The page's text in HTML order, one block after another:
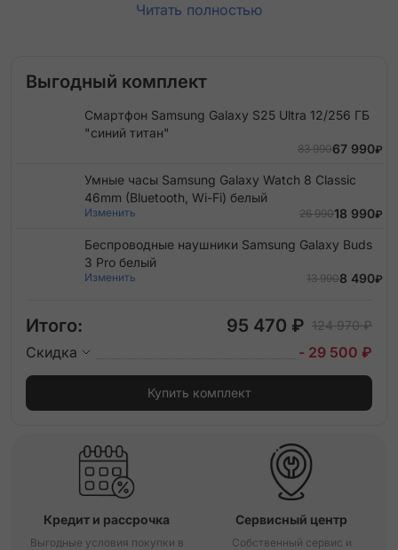
Читать полностью
Выгодный комплект
Смартфон Samsung Galaxy S25 Ultra 12/256 ГБ
"синий титан"
67 990₽
83 990
Умные часы Samsung Galaxy Watch 8 Classic
46mm (Bluetooth, Wi-Fi) белый
Изменить 18 990₽
26 990
Беспроводные наушники Samsung Galaxy Buds
3 Pro белый
Изменить 8 490₽
13 990
Итого: 95 470 ₽ 124 970 ₽
Скидка - 29 500 ₽
Купить комплект
Кредит и рассрочка
Выгодные условия покупки в
Сервисный центр
Собственный сервис и